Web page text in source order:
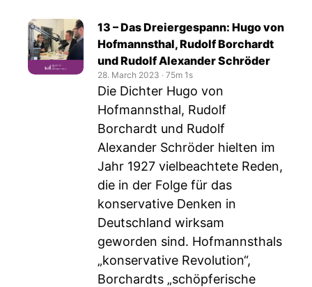
13 – Das Dreiergespann: Hugo von
Hofmannsthal, Rudolf Borchardt
und Rudolf Alexander Schröder
28. March 2023 ‧ 75m 1s
Die Dichter Hugo von
Hofmannsthal, Rudolf
Borchardt und Rudolf
Alexander Schröder hielten im
Jahr 1927 vielbeachtete Reden,
die in der Folge für das
konservative Denken in
Deutschland wirksam
geworden sind. Hofmannsthals
„konservative Revolution“,
Borchardts „schöpferische